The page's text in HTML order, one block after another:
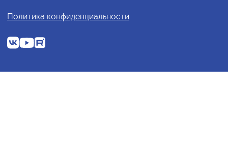
Политика конфиденциальности